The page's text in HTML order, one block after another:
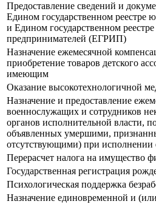
Предоставление сведений и
Едином государственном
и Едином государственном
предпринимателей (ЕГРИП)
Назначение ежемесячной
приобретение товаров детского
имеющим
Оказание высокотехнологичной
Назначение и предоставление
военнослужащих и сотрудников
органов исполнительной власти,
объявленных умершими,
отсутствующими) при исполнении
Перерасчет налога на имущество
Государственная регистрация
Психологическая поддержка
Назначение единовременной и